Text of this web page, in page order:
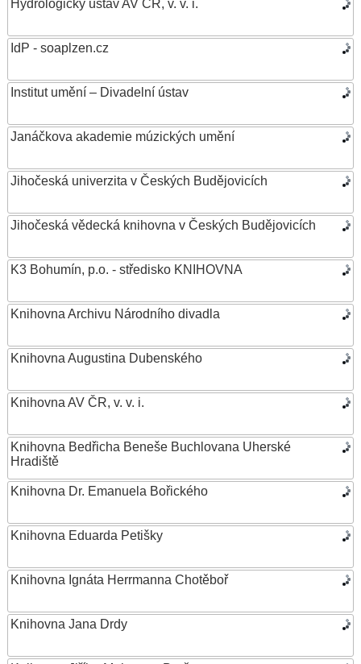
Hydrologický ústav AV ČR, v. v. i.
IdP - soaplzen.cz
Institut umění – Divadelní ústav
Janáčkova akademie múzických umění
Jihočeská univerzita v Českých Budějovicích
Jihočeská vědecká knihovna v Českých Budějovicích
K3 Bohumín, p.o. - středisko KNIHOVNA
Knihovna Archivu Národního divadla
Knihovna Augustina Dubenského
Knihovna AV ČR, v. v. i.
Knihovna Bedřicha Beneše Buchlovana Uherské
Hradiště
Knihovna Dr. Emanuela Bořického
Knihovna Eduarda Petišky
Knihovna Ignáta Herrmanna Chotěboř
Knihovna Jana Drdy